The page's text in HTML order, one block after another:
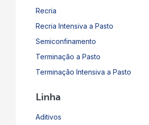
Recria
Recria Intensiva a Pasto
Semiconfinamento
Terminação a Pasto
Terminação Intensiva a Pasto
Linha
Aditivos